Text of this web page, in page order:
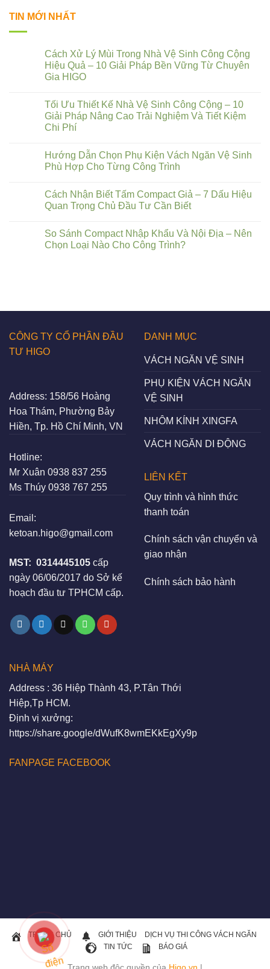
TIN MỚI NHẤT
Cách Xử Lý Mùi Trong Nhà Vệ Sinh Công Cộng
Hiệu Quả – 10 Giải Pháp Bền Vững Từ Chuyên
Gia HIGO
Tối Ưu Thiết Kế Nhà Vệ Sinh Công Cộng – 10
Giải Pháp Nâng Cao Trải Nghiệm Và Tiết Kiệm
Chi Phí
Hướng Dẫn Chọn Phụ Kiện Vách Ngăn Vệ Sinh
Phù Hợp Cho Từng Công Trình
Cách Nhận Biết Tấm Compact Giả – 7 Dấu Hiệu
Quan Trọng Chủ Đầu Tư Cần Biết
So Sánh Compact Nhập Khẩu Và Nội Địa – Nên
Chọn Loại Nào Cho Công Trình?
CÔNG TY CỔ PHẦN ĐẦU
TƯ HIGO
Address: 158/56 Hoàng
Hoa Thám, Phường Bảy
Hiền, Tp. Hồ Chí Minh, VN
Hotline:
Mr Xuân 0938 837 255
Ms Thúy 0938 767 255
Email:
ketoan.higo@gmail.com
MST: 0314445105 cấp
ngày 06/06/2017 do Sở kế
hoạch đầu tư TPHCM cấp.
DANH MỤC
VÁCH NGĂN VỆ SINH
PHỤ KIỆN VÁCH NGĂN
VỆ SINH
NHÔM KÍNH XINGFA
VÁCH NGĂN DI ĐỘNG
LIÊN KẾT
Quy trình và hình thức
thanh toán
Chính sách vận chuyển và
giao nhận
Chính sách bảo hành
NHÀ MÁY
Address : 36 Hiệp Thành 43, P.Tân Thới
Hiệp,Tp HCM.
Định vị xưởng:
https://share.google/dWufK8wmEKkEgXy9p
FANPAGE FACEBOOK
TRANG CHỦ GIỚI THIỆU
DỊCH VỤ THI CÔNG VÁCH NGĂN
TIN TỨC
BÁO GIÁ
Trang web độc quyền của Higo.vn |